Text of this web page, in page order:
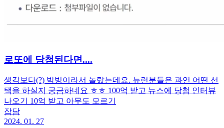
로또에 당첨된다면....
생각보다(?) 박빙이라서 놀랐는데요. 뉴런분들은 과연 어떤 선
택을 하실지 궁금하네요 ㅎㅎ 100억 받고 뉴스에 당첨 인터뷰
나오기 10억 받고 아무도 모르기
잡담
2024. 01. 27